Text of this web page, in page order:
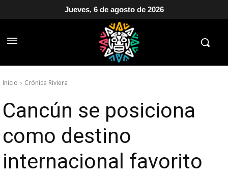
Jueves, 6 de agosto de 2026
Inicio Crónica Riviera
Cancún se posiciona
como destino
internacional favorito